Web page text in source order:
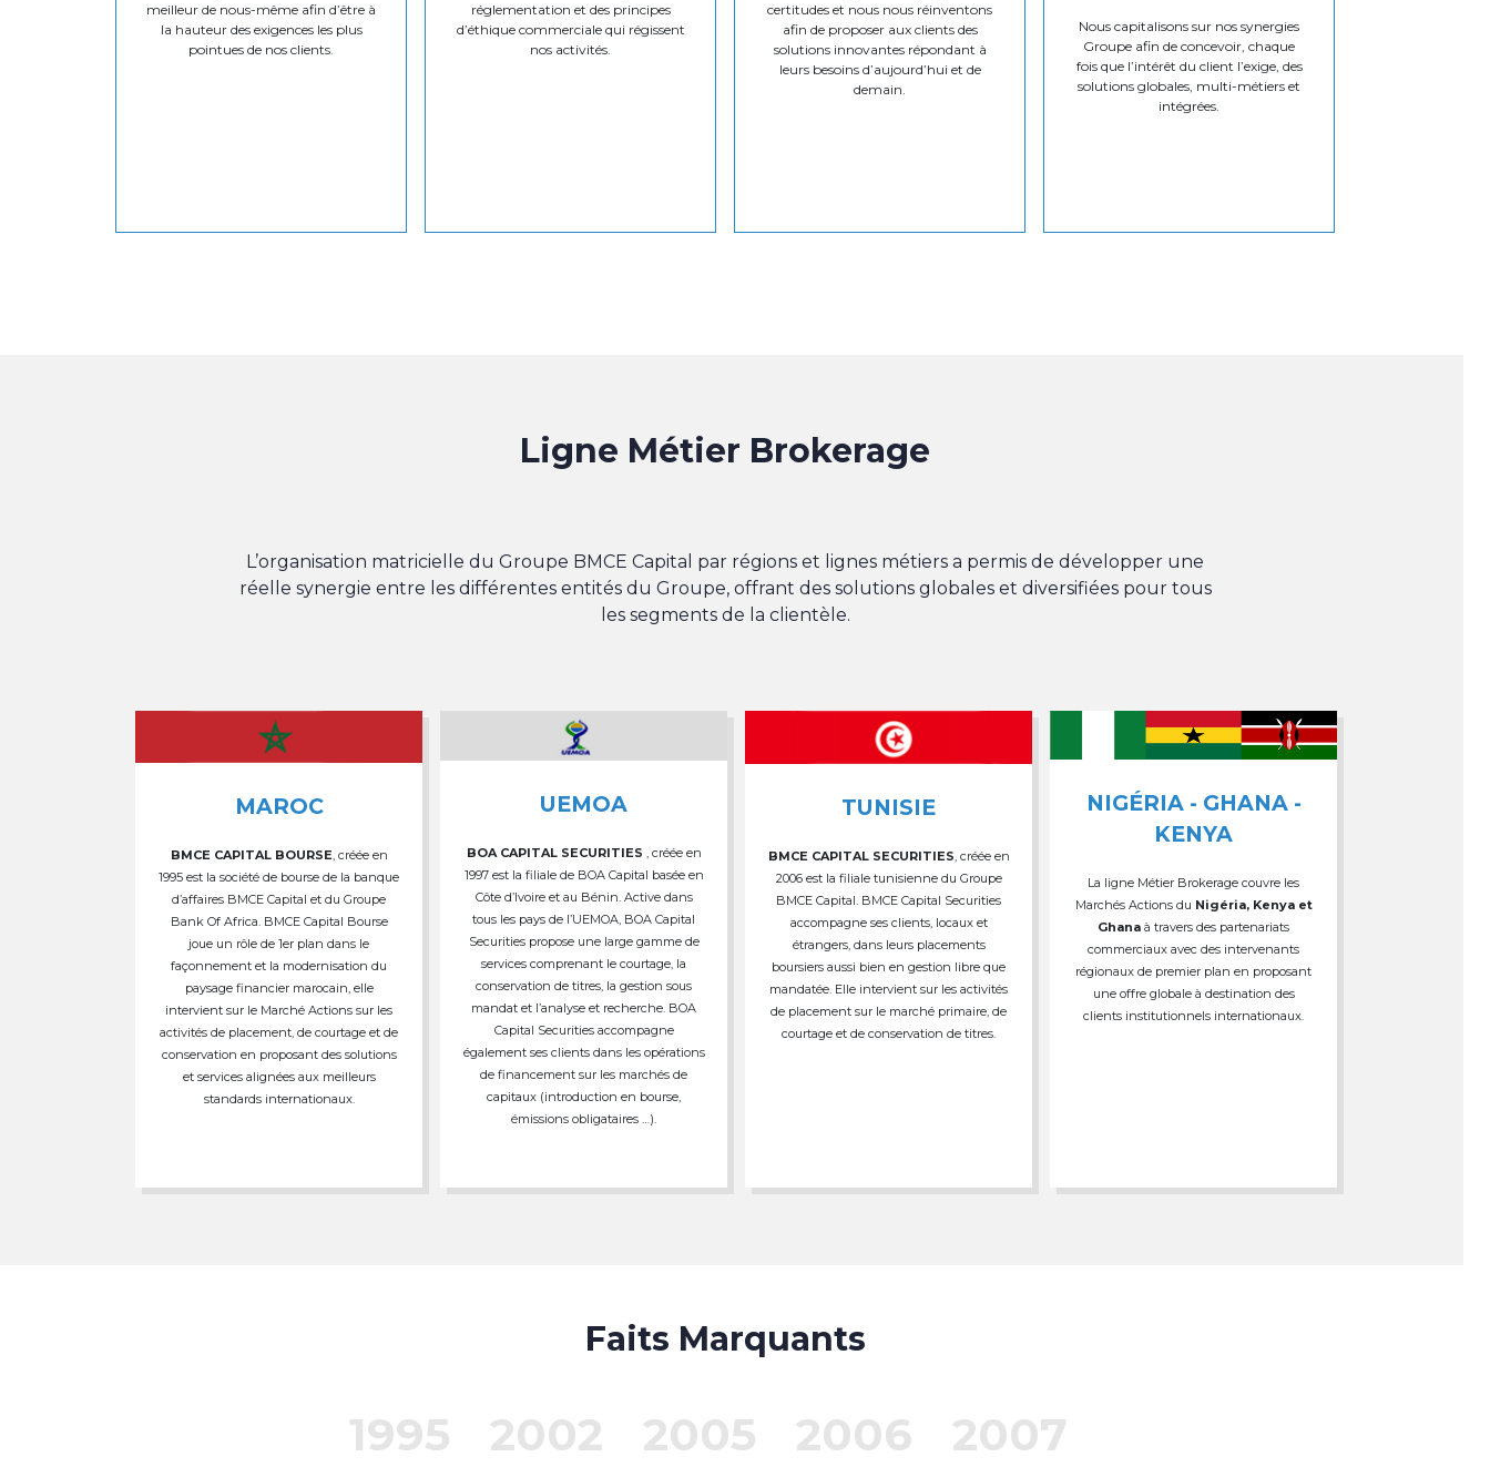
meilleur de nous-même afin d’être à
la hauteur des exigences les plus
pointues de nos clients.
réglementation et des principes
d’éthique commerciale qui régissent
nos activités.
certitudes et nous nous réinventons
afin de proposer aux clients des
solutions innovantes répondant à
leurs besoins d’aujourd’hui et de
demain.
Nous capitalisons sur nos synergies
Groupe afin de concevoir, chaque
fois que l’intérêt du client l’exige, des
solutions globales, multi-métiers et
intégrées.
Ligne Métier Brokerage
L’organisation matricielle du Groupe BMCE Capital par régions et lignes métiers a permis de développer une
réelle synergie entre les différentes entités du Groupe, offrant des solutions globales et diversifiées pour tous
les segments de la clientèle.
MAROC
BMCE CAPITAL BOURSE , créée en
1995 est la société de bourse de la banque
d’affaires BMCE Capital et du Groupe
Bank Of Africa. BMCE Capital Bourse
joue un rôle de 1er plan dans le
façonnement et la modernisation du
paysage financier marocain, elle
intervient sur le Marché Actions sur les
activités de placement, de courtage et de
conservation en proposant des solutions
et services alignées aux meilleurs
standards internationaux.
UEMOA
BOA CAPITAL SECURITIES , créée en
1997 est la filiale de BOA Capital basée en
Côte d’Ivoire et au Bénin. Active dans
tous les pays de l’UEMOA, BOA Capital
Securities propose une large gamme de
services comprenant le courtage, la
conservation de titres, la gestion sous
mandat et l’analyse et recherche. BOA
Capital Securities accompagne
également ses clients dans les opérations
de financement sur les marchés de
capitaux (introduction en bourse,
émissions obligataires …).
TUNISIE
BMCE CAPITAL SECURITIES , créée en
2006 est la filiale tunisienne du Groupe
BMCE Capital. BMCE Capital Securities
accompagne ses clients, locaux et
étrangers, dans leurs placements
boursiers aussi bien en gestion libre que
mandatée. Elle intervient sur les activités
de placement sur le marché primaire, de
courtage et de conservation de titres.
NIGÉRIA - GHANA -
KENYA
La ligne Métier Brokerage couvre les
Marchés Actions du Nigéria, Kenya et
Ghana à travers des partenariats
commerciaux avec des intervenants
régionaux de premier plan en proposant
une offre globale à destination des
clients institutionnels internationaux.
Faits Marquants
1995 2002 2005 2006 2007